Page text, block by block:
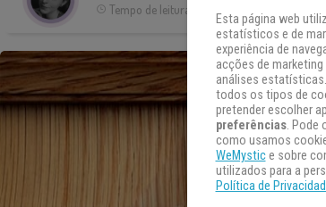
Tempo de leitura:
Esta página web
estatísticos e de
experiência de
acções de
análises
todos os tipos de
pretender escolher
preferências. Pode
como usamos
WeMystice sobre
utilizados para a
Política de